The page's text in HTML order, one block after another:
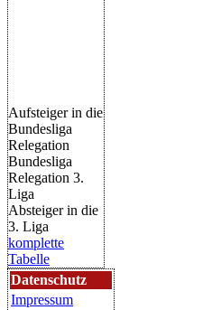
Aufsteiger in die
Bundesliga
Relegation
Bundesliga
Relegation 3.
Liga
Absteiger in die
3. Liga
komplette
Tabelle
Datenschutz
Impressum